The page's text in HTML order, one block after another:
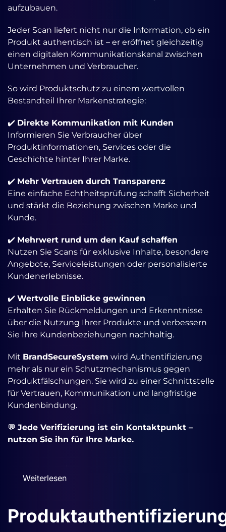
aufzubauen.
Jeder Scan liefert nicht nur die Information, ob ein
Produkt authentisch ist – er eröffnet gleichzeitig
einen digitalen Kommunikationskanal zwischen
Unternehmen und Verbraucher.
So wird Produktschutz zu einem wertvollen
Bestandteil Ihrer Markenstrategie:
✔️ Direkte Kommunikation mit Kunden
Informieren Sie Verbraucher über
Produktinformationen, Services oder die
Geschichte hinter Ihrer Marke.
✔️ Mehr Vertrauen durch Transparenz
Eine einfache Echtheitsprüfung schafft Sicherheit
und stärkt die Beziehung zwischen Marke und
Kunde.
✔️ Mehrwert rund um den Kauf schaffen
Nutzen Sie Scans für exklusive Inhalte, besondere
Angebote, Serviceleistungen oder personalisierte
Kundenerlebnisse.
✔️ Wertvolle Einblicke gewinnen
Erhalten Sie Rückmeldungen und Erkenntnisse
über die Nutzung Ihrer Produkte und verbessern
Sie Ihre Kundenbeziehungen nachhaltig.
Mit BrandSecureSystem wird Authentifizierung
mehr als nur ein Schutzmechanismus gegen
Produktfälschungen. Sie wird zu einer Schnittstelle
für Vertrauen, Kommunikation und langfristige
Kundenbindung.
💬 Jede Verifizierung ist ein Kontaktpunkt –
nutzen Sie ihn für Ihre Marke.
Weiterlesen